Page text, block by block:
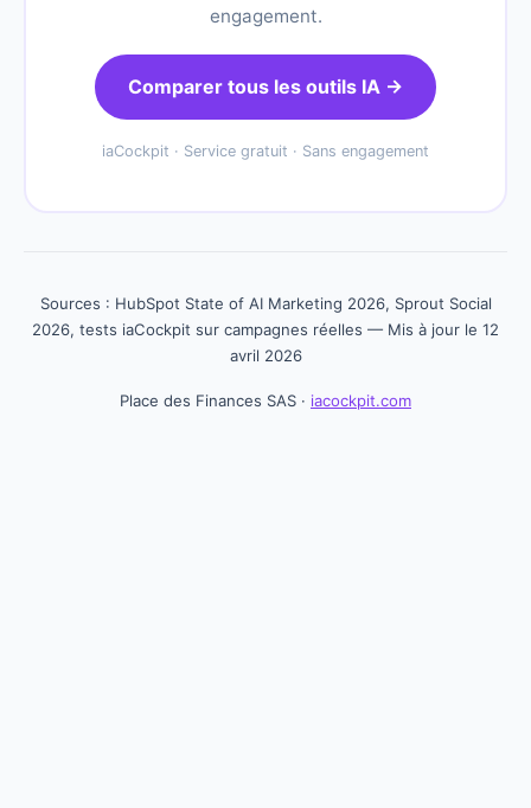
engagement.
Comparer tous les outils IA →
iaCockpit · Service gratuit · Sans engagement
Sources : HubSpot State of AI Marketing 2026, Sprout Social
2026, tests iaCockpit sur campagnes réelles — Mis à jour le 12
avril 2026
Place des Finances SAS · iacockpit.com